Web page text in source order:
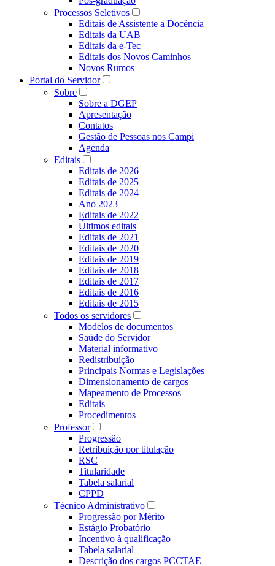
Processos Seletivos
Editais de Assistente a Docência
Editais da UAB
Editais da e-Tec
Editais dos Novos Caminhos
Novos Rumos
Portal do Servidor
Sobre
Sobre a DGEP
Apresentação
Contatos
Gestão de Pessoas nos Campi
Agenda
Editais
Editais de 2026
Editais de 2025
Editais de 2024
Ano 2023
Editais de 2022
Últimos editais
Editais de 2021
Editais de 2020
Editais de 2019
Editais de 2018
Editais de 2017
Editais de 2016
Editais de 2015
Todos os servidores
Modelos de documentos
Saúde do Servidor
Material informativo
Redistribuição
Principais Normas e Legislações
Dimensionamento de cargos
Mapeamento de Processos
Editais
Procedimentos
Professor
Progressão
Retribuição por titulação
RSC
Titularidade
Tabela salarial
CPPD
Técnico Administrativo
Progressão por Mérito
Estágio Probatório
Incentivo à qualificação
Tabela salarial
Descrição dos cargos PCCTAE